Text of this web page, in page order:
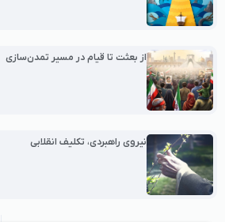
از بعثت تا قیام در مسیر تمدن‌سازی
نیروی راهبردی، تکلیف انقلابی